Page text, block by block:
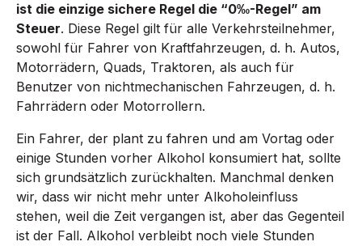
ist die einzige sichere Regel die “0‰-Regel” am
Steuer. Diese Regel gilt für alle Verkehrsteilnehmer,
sowohl für Fahrer von Kraftfahrzeugen, d. h. Autos,
Motorrädern, Quads, Traktoren, als auch für
Benutzer von nichtmechanischen Fahrzeugen, d. h.
Fahrrädern oder Motorrollern.
Ein Fahrer, der plant zu fahren und am Vortag oder
einige Stunden vorher Alkohol konsumiert hat, sollte
sich grundsätzlich zurückhalten. Manchmal denken
wir, dass wir nicht mehr unter Alkoholeinfluss
stehen, weil die Zeit vergangen ist, aber das Gegenteil
ist der Fall. Alkohol verbleibt noch viele Stunden